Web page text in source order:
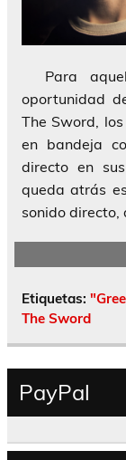
Para
oportunidad
The Sword,
en bandeja
directo en
queda atrás
sonido directo,
Etiquetas:
The Sword
PayPal